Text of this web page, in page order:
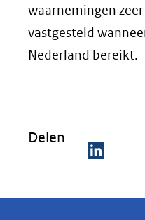
waarnemingen
vastgesteld
Nederland bereikt.
Delen
e